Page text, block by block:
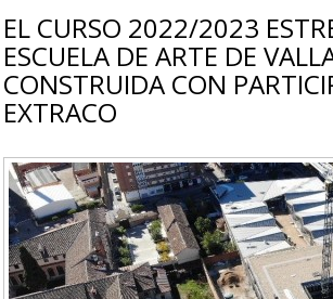
EL CURSO 2022/2023
ESCUELA DE ARTE DE
CONSTRUIDA CON
EXTRACO